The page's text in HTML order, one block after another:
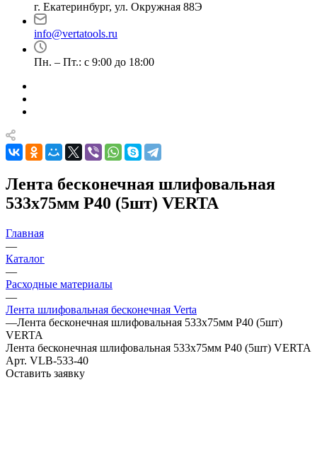
г. Екатеринбург, ул. Окружная 88Э
info@vertatools.ru
Пн. – Пт.: с 9:00 до 18:00
Лента бесконечная шлифовальная
533х75мм Р40 (5шт) VERTA
Главная
—
Каталог
—
Расходные материалы
—
Лента шлифовальная бесконечная Verta
—Лента бесконечная шлифовальная 533х75мм Р40 (5шт)
VERTA
Лента бесконечная шлифовальная 533х75мм Р40 (5шт) VERTA
Арт. VLB-533-40
Оставить заявку